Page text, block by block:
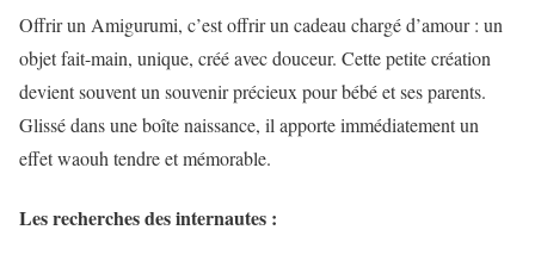
Offrir un Amigurumi, c’est offrir un cadeau chargé d’amour : un
objet fait-main, unique, créé avec douceur. Cette petite création
devient souvent un souvenir précieux pour bébé et ses parents.
Glissé dans une boîte naissance, il apporte immédiatement un
effet waouh tendre et mémorable.
Les recherches des internautes :